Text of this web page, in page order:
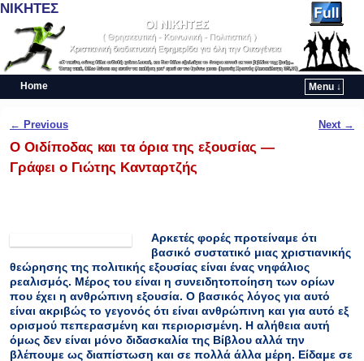
ΝΙΚΗΤΕΣ
Home
Menu ↓
Post navigation
← Previous Next →
Ο Οιδίποδας και τα όρια της εξουσίας —
Γράφει ο Γιώτης Κανταρτζής
Αρκετές φορές προτείναμε ότι
βασικό συστατικό μιας χριστιανικής
θεώρησης της πολιτικής εξουσίας είναι ένας νηφάλιος
ρεαλισμός. Μέρος του είναι η συνειδητοποίηση των ορίων
που έχει η ανθρώπινη εξουσία. Ο βασικός λόγος για αυτό
είναι ακριβώς το γεγονός ότι είναι ανθρώπινη και για αυτό εξ
ορισμού πεπερασμένη και περιορισμένη. Η αλήθεια αυτή
όμως δεν είναι μόνο διδασκαλία της Βίβλου αλλά την
βλέπουμε ως διαπίστωση και σε πολλά άλλα μέρη. Είδαμε σε